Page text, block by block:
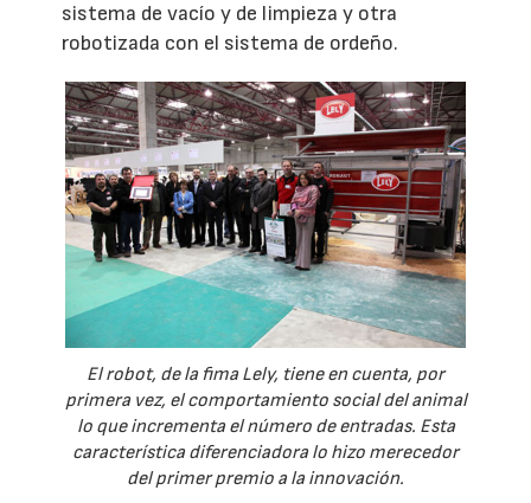
sistema de vacío y de limpieza y otra
robotizada con el sistema de ordeño.
El robot, de la fima Lely, tiene en cuenta, por
primera vez, el comportamiento social del animal
lo que incrementa el número de entradas. Esta
característica diferenciadora lo hizo merecedor
del primer premio a la innovación.